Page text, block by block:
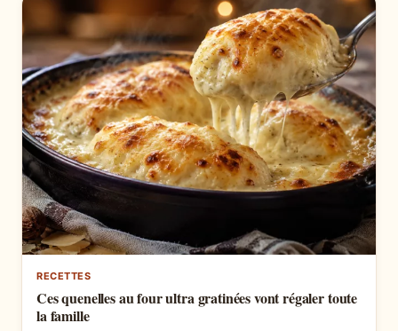
RECETTES
Ces quenelles au four ultra gratinées vont régaler toute
la famille